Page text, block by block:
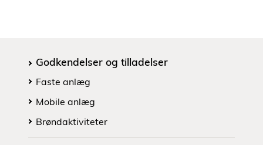
Godkendelser og tilladelser
Faste anlæg
Mobile anlæg
Brøndaktiviteter